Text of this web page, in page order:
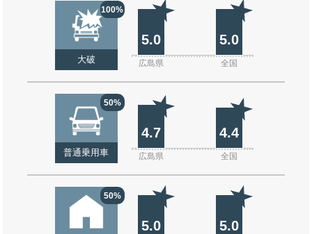
100%
大破
5.0 5.0
広島県 全国
50%
普通乗用車
4.7 4.4
広島県 全国
50%
5.0 5.0